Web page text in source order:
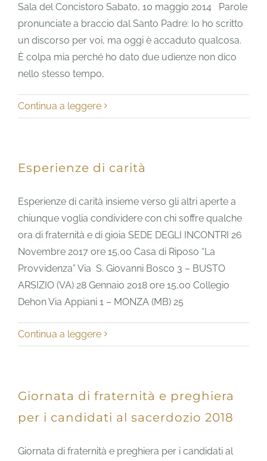
Sala del Concistoro Sabato, 10 maggio 2014 Parole
pronunciate a braccio dal Santo Padre: Io ho scritto
un discorso per voi, ma oggi è accaduto qualcosa.
È colpa mia perché ho dato due udienze non dico
nello stesso tempo,
Continua a leggere
Esperienze di carità
Esperienze di carità insieme verso gli altri aperte a
chiunque voglia condividere con chi soffre qualche
ora di fraternità e di gioia SEDE DEGLI INCONTRI 26
Novembre 2017 ore 15,00 Casa di Riposo “La
Provvidenza” Via S. Giovanni Bosco 3 – BUSTO
ARSIZIO (VA) 28 Gennaio 2018 ore 15,00 Collegio
Dehon Via Appiani 1 – MONZA (MB) 25
Continua a leggere
Giornata di fraternità e preghiera
per i candidati al sacerdozio 2018
Giornata di fraternità e preghiera per i candidati al